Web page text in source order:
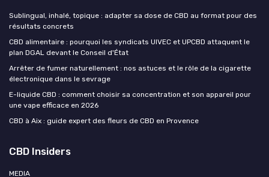
Sublingual, inhalé, topique : adapter sa dose de CBD au format pour des
résultats concrets
CBD alimentaire : pourquoi les syndicats UIVEC et UPCBD attaquent le
plan DGAL devant le Conseil d'État
Arrêter de fumer naturellement : nos astuces et le rôle de la cigarette
électronique dans le sevrage
E-liquide CBD : comment choisir sa concentration et son appareil pour
une vape efficace en 2026
CBD à Aix : guide expert des fleurs de CBD en Provence
CBD Insiders
MEDIA